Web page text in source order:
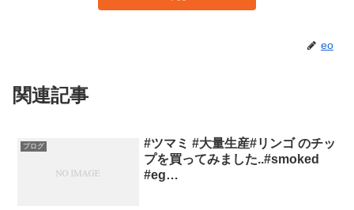
eo
関連記事
ブログ
#ツマミ #大量生産#リンゴ のチッ
プを買ってみました..#smoked
#eg…